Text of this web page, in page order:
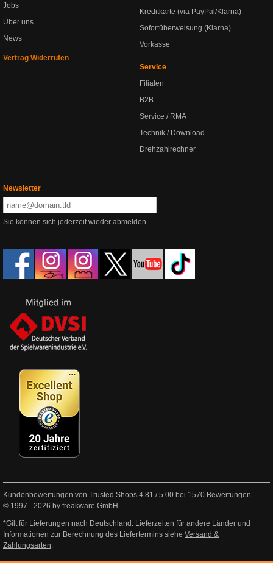
Jobs
Über uns
News
Vertrag Widerrufen
Kreditkarte (via PayPal/Klarna)
Sofortüberweisung (Klarna)
Vorkasse
Service
Filialen
B2B
Service / RMA
Technik / Download
Drehzahlrechner
Newsletter
Sie können sich jederzeit wieder abmelden.
Kundenbewertungen von Trusted Shops 4.81 /5.00 bei 1570 Bewertungen
© 1997 - 2026 by freakware GmbH
*Gilt für Lieferungen nach Deutschland. Lieferzeiten für andere Länder und
Informationen zur Berechnung des Liefertermins siehe Versand &
Zahlungsarten